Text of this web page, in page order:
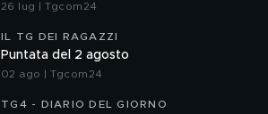
26 lug | Tgcom24
IL TG DEI RAGAZZI
Puntata del 2 agosto
02 ago | Tgcom24
TG4 - DIARIO DEL GIORNO